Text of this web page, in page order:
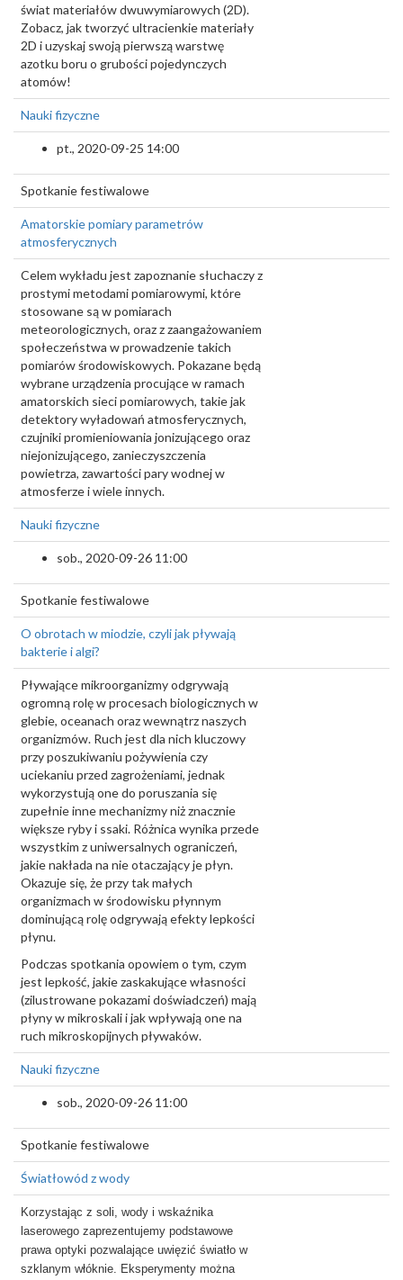
świat materiałów dwuwymiarowych (2D).
Zobacz, jak tworzyć ultracienkie materiały
2D i uzyskaj swoją pierwszą warstwę
azotku boru o grubości pojedynczych
atomów!
Nauki fizyczne
pt., 2020-09-25 14:00
Spotkanie festiwalowe
Amatorskie pomiary parametrów
atmosferycznych
Celem wykładu jest zapoznanie słuchaczy z
prostymi metodami pomiarowymi, które
stosowane są w pomiarach
meteorologicznych, oraz z zaangażowaniem
społeczeństwa w prowadzenie takich
pomiarów środowiskowych. Pokazane będą
wybrane urządzenia procujące w ramach
amatorskich sieci pomiarowych, takie jak
detektory wyładowań atmosferycznych,
czujniki promieniowania jonizującego oraz
niejonizującego, zanieczyszczenia
powietrza, zawartości pary wodnej w
atmosferze i wiele innych.
Nauki fizyczne
sob., 2020-09-26 11:00
Spotkanie festiwalowe
O obrotach w miodzie, czyli jak pływają
bakterie i algi?
Pływające mikroorganizmy odgrywają
ogromną rolę w procesach biologicznych w
glebie, oceanach oraz wewnątrz naszych
organizmów. Ruch jest dla nich kluczowy
przy poszukiwaniu pożywienia czy
uciekaniu przed zagrożeniami, jednak
wykorzystują one do poruszania się
zupełnie inne mechanizmy niż znacznie
większe ryby i ssaki. Różnica wynika przede
wszystkim z uniwersalnych ograniczeń,
jakie nakłada na nie otaczający je płyn.
Okazuje się, że przy tak małych
organizmach w środowisku płynnym
dominującą rolę odgrywają efekty lepkości
płynu.
Podczas spotkania opowiem o tym, czym
jest lepkość, jakie zaskakujące własności
(zilustrowane pokazami doświadczeń) mają
płyny w mikroskali i jak wpływają one na
ruch mikroskopijnych pływaków.
Nauki fizyczne
sob., 2020-09-26 11:00
Spotkanie festiwalowe
Światłowód z wody
Korzystając z soli, wody i wskaźnika
laserowego zaprezentujemy podstawowe
prawa optyki pozwalające uwięzić światło w
szklanym włóknie. Eksperymenty można